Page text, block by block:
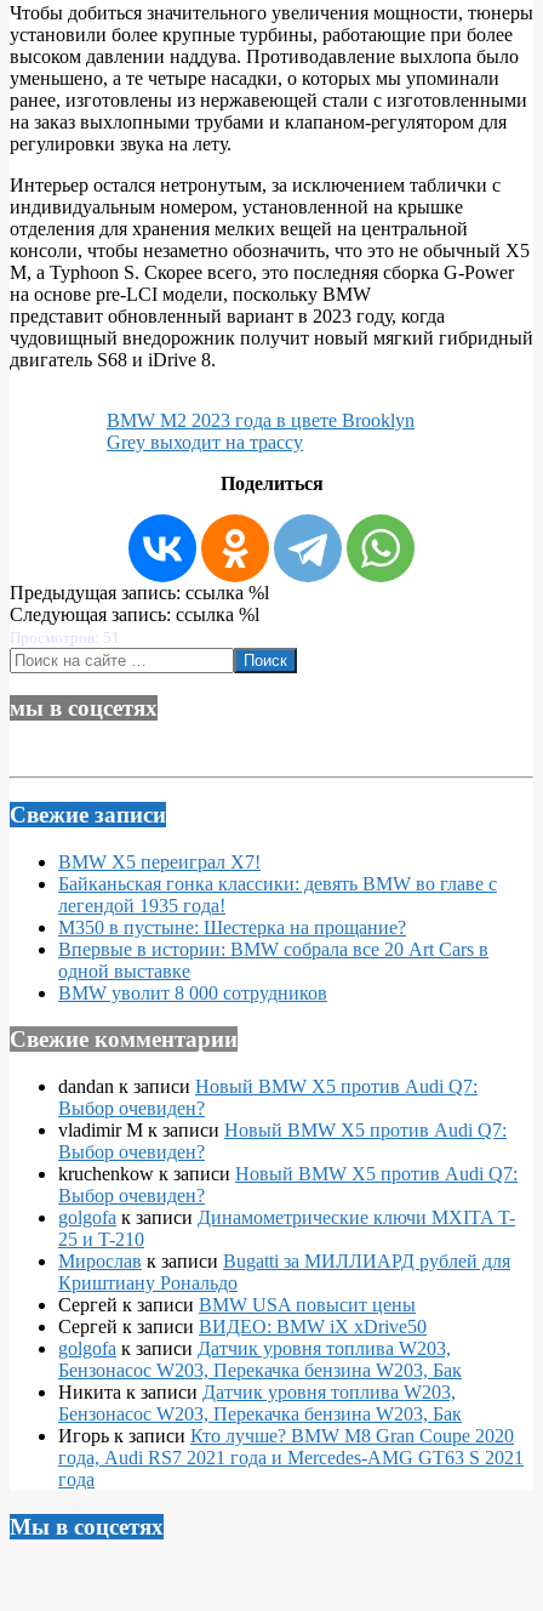
Чтобы добиться значительного увеличения мощности, тюнеры
установили более крупные турбины, работающие при более
высоком давлении наддува. Противодавление выхлопа было
уменьшено, а те четыре насадки, о которых мы упоминали
ранее, изготовлены из нержавеющей стали с изготовленными
на заказ выхлопными трубами и клапаном-регулятором для
регулировки звука на лету.
Интерьер остался нетронутым, за исключением таблички с
индивидуальным номером, установленной на крышке
отделения для хранения мелких вещей на центральной
консоли, чтобы незаметно обозначить, что это не обычный X5
M, а Typhoon S. Скорее всего, это последняя сборка G-Power
на основе pre-LCI модели, поскольку BMW
представит обновленный вариант в 2023 году, когда
чудовищный внедорожник получит новый мягкий гибридный
двигатель S68 и iDrive 8.
BMW M2 2023 года в цвете Brooklyn
Grey выходит на трассу
Поделиться
2022-
12-
23
Предыдущая запись: ссылка %l
Следующая запись: ссылка %l
Просмотров: 51
Поиск
мы в соцсетях
Свежие записи
BMW X5 переиграл X7!
Байканьская гонка классики: девять BMW во главе с
легендой 1935 года!
M350 в пустыне: Шестерка на прощание?
Впервые в истории: BMW собрала все 20 Art Cars в
одной выставке
BMW уволит 8 000 сотрудников
Свежие комментарии
dandan к записи Новый BMW X5 против Audi Q7:
Выбор очевиден?
vladimir M к записи Новый BMW X5 против Audi Q7:
Выбор очевиден?
kruchenkow к записи Новый BMW X5 против Audi Q7:
Выбор очевиден?
golgofa к записи Динамометрические ключи MXITA T-
25 и T-210
Мирослав к записи Bugatti за МИЛЛИАРД рублей для
Криштиану Рональдо
Сергей к записи BMW USA повысит цены
Сергей к записи ВИДЕО: BMW iX xDrive50
golgofa к записи Датчик уровня топлива W203,
Бензонасос W203, Перекачка бензина W203, Бак
Никита к записи Датчик уровня топлива W203,
Бензонасос W203, Перекачка бензина W203, Бак
Игорь к записи Кто лучше? BMW M8 Gran Coupe 2020
года, Audi RS7 2021 года и Mercedes-AMG GT63 S 2021
года
Мы в соцсетях